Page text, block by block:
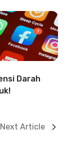
Darah
Next Article